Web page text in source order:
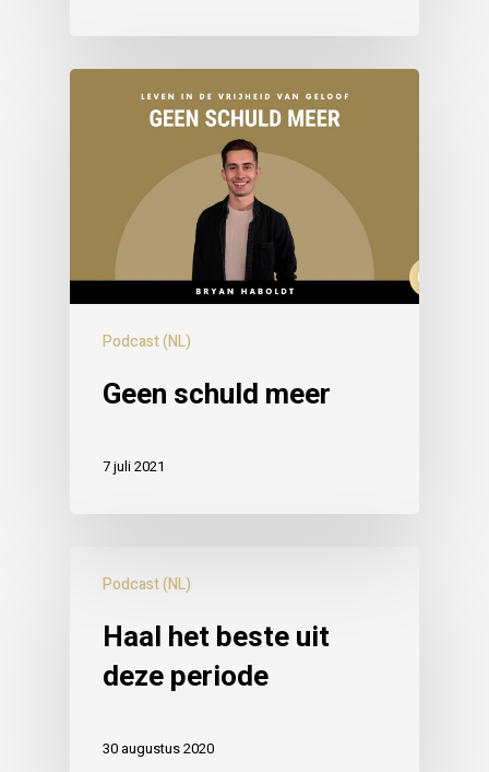
Podcast (NL)
Geen schuld meer
7 juli 2021
Podcast (NL)
Haal het beste uit
deze periode
30 augustus 2020